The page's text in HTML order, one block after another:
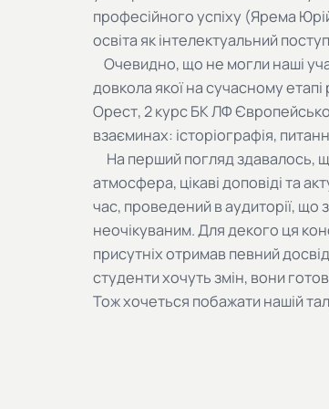
професійного успіху (Ярема
освіта як інтелектуальний
Очевидно, що не могли наші
довкола якої на сучасному
Орест, 2 курс БК ЛФ
взаєминах: історіографія,
На перший погляд здавалось,
атмосфера, цікаві доповіді та
час, проведений в аудиторії, що
неочікуваним. Для декого ця
присутніх отримав певний
студенти хочуть змін, вони
Тож хочеться побажати нашій